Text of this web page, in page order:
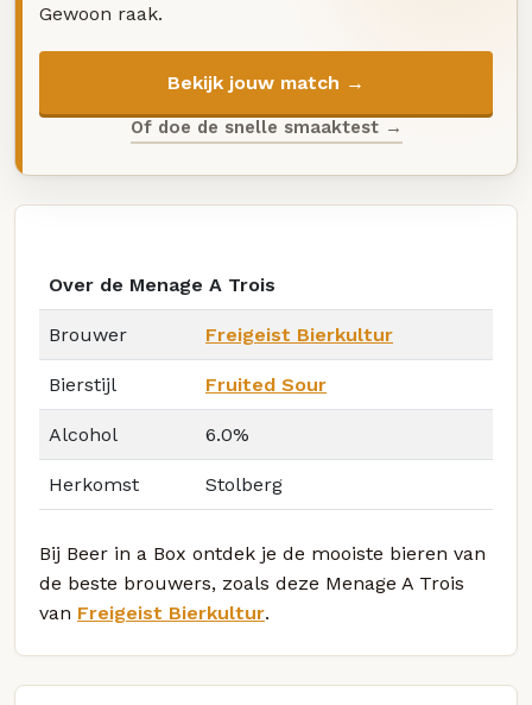
Gewoon raak.
Bekijk jouw match →
Of doe de snelle smaaktest →
Over de Menage A Trois
Brouwer Freigeist Bierkultur
Bierstijl Fruited Sour
Alcohol 6.0%
Herkomst Stolberg
Bij Beer in a Box ontdek je de mooiste bieren van
de beste brouwers, zoals deze Menage A Trois
van Freigeist Bierkultur.